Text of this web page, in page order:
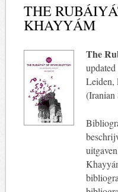
THE
KHAYYÁM
The
Leiden,
(Iranian